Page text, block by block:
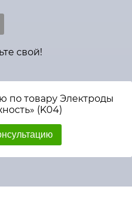
свой!
по товару Электроды
(K04)